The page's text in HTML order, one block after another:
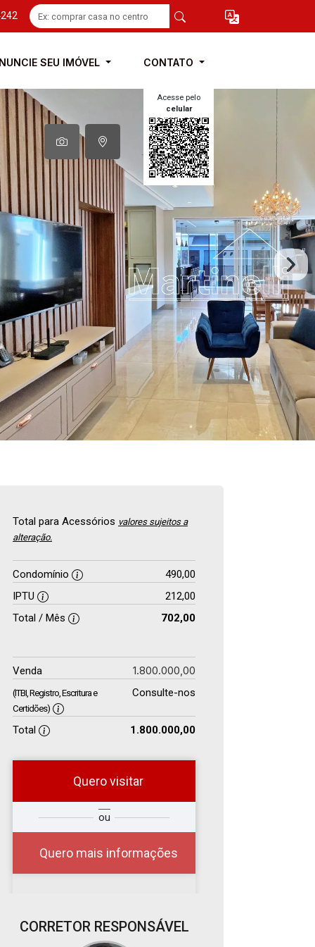
SEU IMÓVEL CONTATO
Acesse pelo
celular
Total para Acessórios valores sujeitos a
alteração.
Condomínio
490,00
IPTU
212,00
Total / Mês
702,00
Venda 1.800.000,00
(ITBI, Registro, Escritura e
Certidões)
Consulte-nos
Total 1.800.000,00
Quero visitar
ou
Quero mais informações
Qual o melhor dia e
horário para você?
CORRETOR RESPONSÁVEL